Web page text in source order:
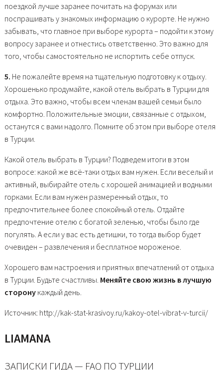
поездкой лучше заранее почитать на форумах или
поспрашивать у знакомых информацию о курорте. Не нужно
забывать, что главное при выборе курорта – подойти к этому
вопросу заранее и отнестись ответственно. Это важно для
того, чтобы самостоятельно не испортить себе отпуск.
5. Не пожалейте время на тщательную подготовку к отдыху.
Хорошенько продумайте, какой отель выбрать в Турции для
отдыха. Это важно, чтобы всем членам вашей семьи было
комфортно. Положительные эмоции, связанные с отдыхом,
останутся с вами надолго. Помните об этом при выборе отеля
в Турции.
Какой отель выбрать в Турции? Подведем итоги в этом
вопросе: какой же всё-таки отдых вам нужен. Если веселый и
активный, выбирайте отель с хорошей анимацией и водными
горками. Если вам нужен размеренный отдых, то
предпочтительнее более спокойный отель. Отдайте
предпочтение отелю с богатой зеленью, чтобы было где
погулять. А если у вас есть детишки, то тогда выбор будет
очевиден – развлечения и бесплатное мороженое.
Хорошего вам настроения и приятных впечатлений от отдыха
в Турции. Будьте счастливы. Меняйте свою жизнь в лучшую
сторонукаждый день.
Источник: http://kak-stat-krasivoy.ru/kakoy-otel-vibrat-v-turcii/
LIAMANA
ЗАПИСКИ ГИДА — FAQ ПО ТУРЦИИ